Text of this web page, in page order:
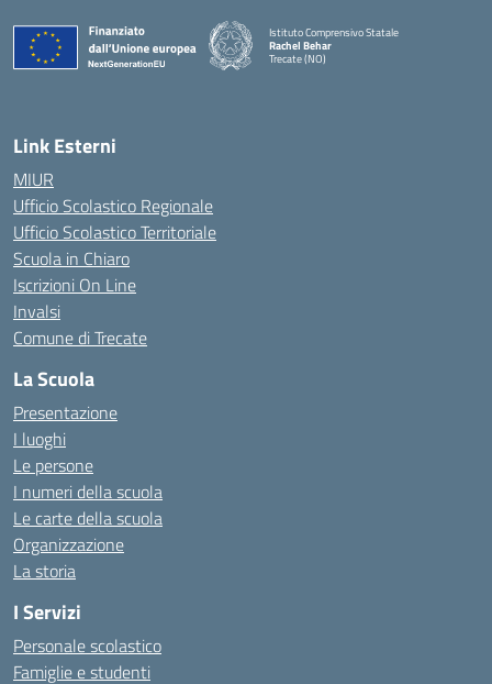
Istituto Comprensivo Statale
Rachel Behar
Trecate (NO)
Link Esterni
MIUR
Ufficio Scolastico Regionale
Ufficio Scolastico Territoriale
Scuola in Chiaro
Iscrizioni On Line
Invalsi
Comune di Trecate
La Scuola
Presentazione
I luoghi
Le persone
I numeri della scuola
Le carte della scuola
Organizzazione
La storia
I Servizi
Personale scolastico
Famiglie e studenti